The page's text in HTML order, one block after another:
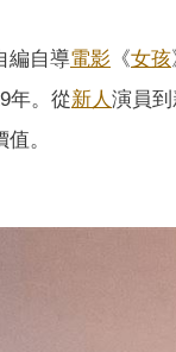
編自導電影 《女孩
年。從新人演員
。